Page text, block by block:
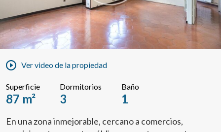
Ver video de la propiedad
Superficie
87 m²
Dormitorios
3
Baño
1
En una zona inmejorable, cercano a comercios,